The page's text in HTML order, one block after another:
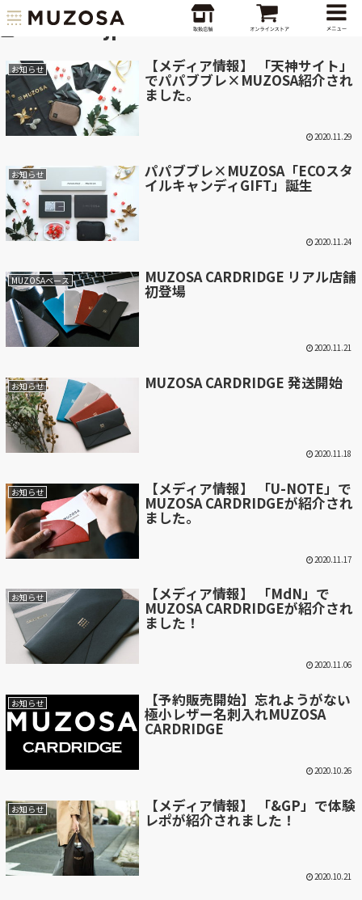
muzosajp
お知らせ 【メディア情報】 「天神サイト」
でパパブブレ×MUZOSA紹介され
ました。
2020.11.29
お知らせ パパブブレ×MUZOSA「ECOスタ
イルキャンディGIFT」誕生
2020.11.24
MUZOSAベース MUZOSA CARDRIDGE リアル店舗
初登場
2020.11.21
お知らせ MUZOSA CARDRIDGE 発送開始
2020.11.18
お知らせ 【メディア情報】 「U-NOTE」で
MUZOSA CARDRIDGEが紹介され
ました。
2020.11.17
お知らせ 【メディア情報】 「MdN」で
MUZOSA CARDRIDGEが紹介され
ました！
2020.11.06
お知らせ 【予約販売開始】忘れようがない
極小レザー名刺入れMUZOSA
CARDRIDGE
2020.10.26
お知らせ 【メディア情報】 「&GP」で体験
レポが紹介されました！
2020.10.21